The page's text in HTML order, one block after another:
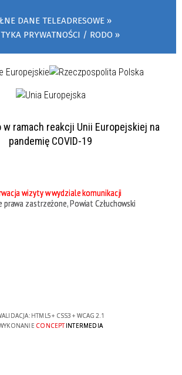
DANE TELEADRESOWE
PRYWATNOŚCI / RODO
w ramach reakcji Unii Europejskiej na
pandemię COVID-19
wizyty w wydziale komunikacji
prawa zastrzeżone, Powiat Człuchowski
HTML5+ CSS3 + WCAG 2.1
CONCEPTINTERMEDIA